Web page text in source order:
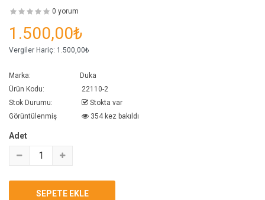
0 yorum
1.500,00₺
Vergiler Hariç: 1.500,00₺
Marka:
Duka
Ürün Kodu:
22110-2
Stok Durumu:
Stokta var
Görüntülenmiş
354 kez bakıldı
Adet